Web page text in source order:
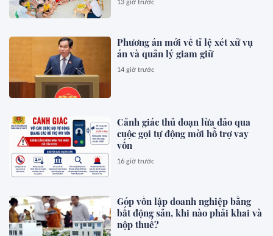
13 giờ trước
Phương án mới về tỉ lệ xét xử vụ
án và quản lý giam giữ
14 giờ trước
Cảnh giác thủ đoạn lừa đảo qua
cuộc gọi tự động mời hỗ trợ vay
vốn
16 giờ trước
Góp vốn lập doanh nghiệp bằng
bất động sản, khi nào phải khai và
nộp thuế?